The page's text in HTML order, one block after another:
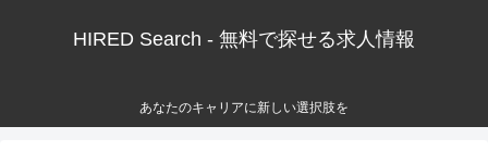
HIRED Search - 無料で探せる求人情報
あなたのキャリアに新しい選択肢を